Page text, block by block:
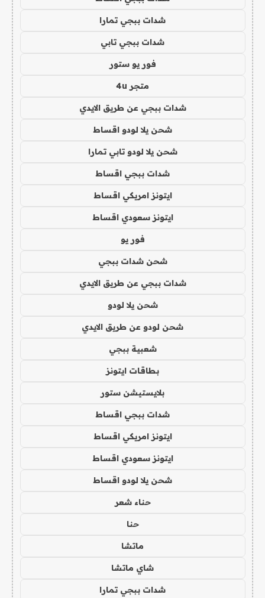
شدات ببجي تمارا
شدات ببجي تابي
فور يو ستور
متجر 4u
شدات ببجي عن طريق الايدي
شحن يلا لودو اقساط
شحن يلا لودو تابي تمارا
شدات ببجي اقساط
ايتونز امريكي اقساط
ايتونز سعودي اقساط
فور يو
شحن شدات ببجي
شدات ببجي عن طريق الايدي
شحن يلا لودو
شحن لودو عن طريق الايدي
شعبية ببجي
بطاقات ايتونز
بلايستيشن ستور
شدات ببجي اقساط
ايتونز امريكي اقساط
ايتونز سعودي اقساط
شحن يلا لودو اقساط
حناء شعر
حنا
ماتشا
شاي ماتشا
شدات ببجي تمارا